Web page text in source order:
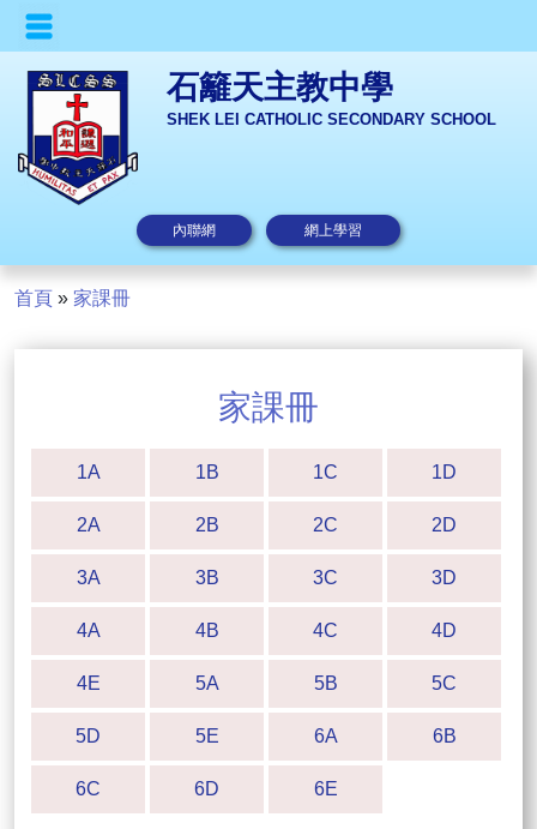
石籬天主教中學
SHEK LEI CATHOLIC SECONDARY SCHOOL
內聯網 網上學習
首頁 » 家課冊
家課冊
1A 1B 1C 1D
2A 2B 2C 2D
3A 3B 3C 3D
4A 4B 4C 4D
4E 5A 5B 5C
5D 5E 6A 6B
6C 6D 6E